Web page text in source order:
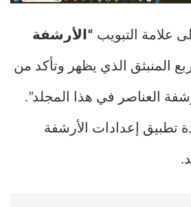
علامة التبويب “الأرشفة
المنبثق الذي يظهر وتأكد من
العناصر في هذا المجلد”.
تطبيق إعدادات الأرشفة